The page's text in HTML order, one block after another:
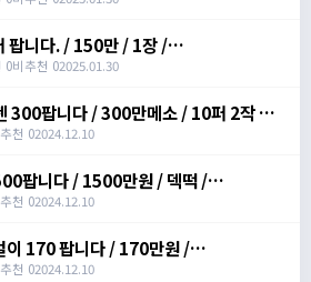
팝니다. / 150만 / 1장 /
o/gHVyhk2f
0비추천 02025.01.30
300팝니다 / 300만메소 / 10퍼 2작 /
o/srDmv3Wf
천 02024.12.10
팝니다 / 1500만원 / 덱떡 /
o/srDmv3Wf
천 02024.12.10
이 170 팝니다 / 170만원 /
o/srDmv3Wf
천 02024.12.10